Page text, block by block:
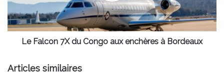
à
Bordeaux
Le Falcon 7X du Congo aux enchères à Bordeaux
Articles similaires